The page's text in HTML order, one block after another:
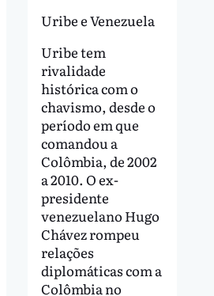
Uribe e Venezuela
Uribe tem
rivalidade
histórica com o
chavismo, desde o
período em que
comandou a
Colômbia, de 2002
a 2010. O ex-
presidente
venezuelano Hugo
Chávez rompeu
relações
diplomáticas com a
Colômbia no